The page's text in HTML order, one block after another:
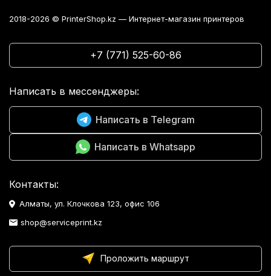
2018-2026 © PrinterShop.kz — Интернет-магазин принтеров
+7 (771) 525-60-86
Написать в мессенджеры:
Написать в Telegram
Написать в Whatsapp
Контакты:
Алматы, ул. Клочкова 123, офис 106
shop@serviceprint.kz
Проложить маршрут